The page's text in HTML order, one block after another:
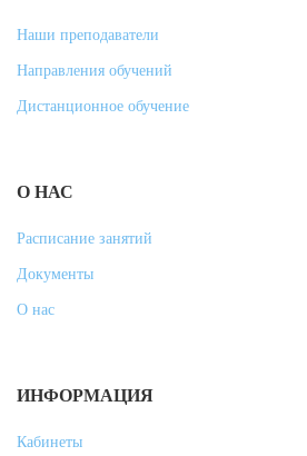
Наши преподаватели
Направления обучений
Дистанционное обучение
О НАС
Расписание занятий
Документы
О нас
ИНФОРМАЦИЯ
Кабинеты